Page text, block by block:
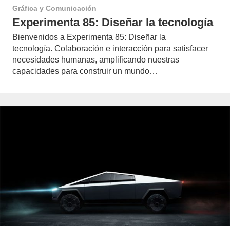
Gráfica y Comunicación
Experimenta 85: Diseñar la tecnología
Bienvenidos a Experimenta 85: Diseñar la
tecnología. Colaboración e interacción para satisfacer
necesidades humanas, amplificando nuestras
capacidades para construir un mundo…